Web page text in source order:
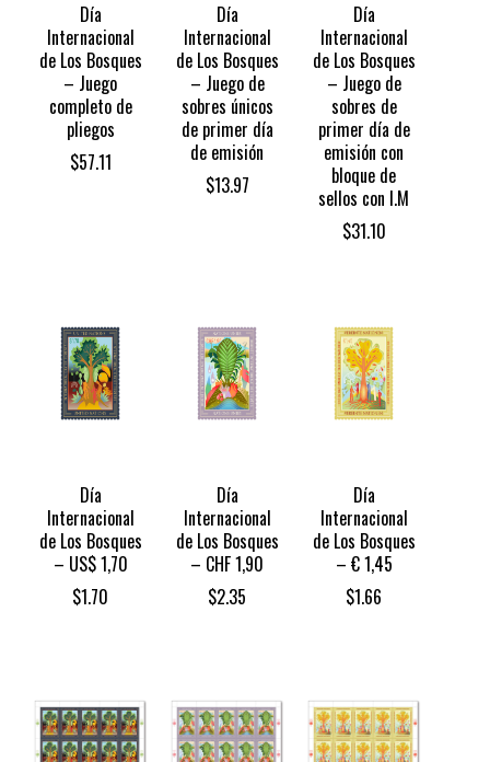
Día
Internacional
de Los Bosques
– Juego
completo de
pliegos
$57.11
Día
Internacional
de Los Bosques
– Juego de
sobres únicos
de primer día
de emisión
$13.97
Día
Internacional
de Los Bosques
– Juego de
sobres de
primer día de
emisión con
bloque de
sellos con I.M
$31.10
Día
Internacional
de Los Bosques
– US$ 1,70
$1.70
Día
Internacional
de Los Bosques
– CHF 1,90
$2.35
Día
Internacional
de Los Bosques
– € 1,45
$1.66